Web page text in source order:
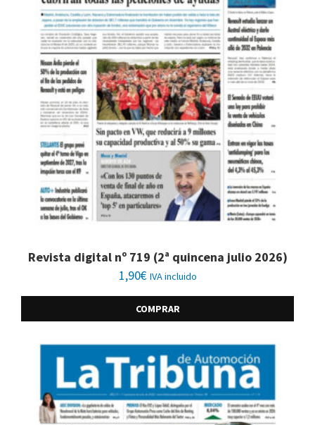
Revista digital nº 719 (2ª quincena julio 2026)
1,90€ IVA incluido
COMPRAR